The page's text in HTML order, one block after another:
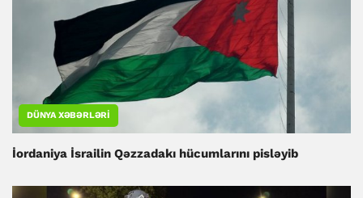
DÜNYA XƏBƏRLƏRI
İordaniya İsrailin Qəzzadakı hücumlarını pisləyib